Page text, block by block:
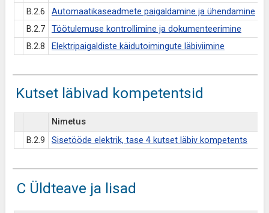
B.2.6
Automaatikaseadmete paigaldamine ja ühendamine
B.2.7
Töötulemuse kontrollimine ja dokumenteerimine
B.2.8
Elektripaigaldiste käidutoimingute läbiviimine
Kutset läbivad kompetentsid
Nimetus
B.2.9
Sisetööde elektrik, tase 4 kutset läbiv kompetents
C Üldteave ja lisad